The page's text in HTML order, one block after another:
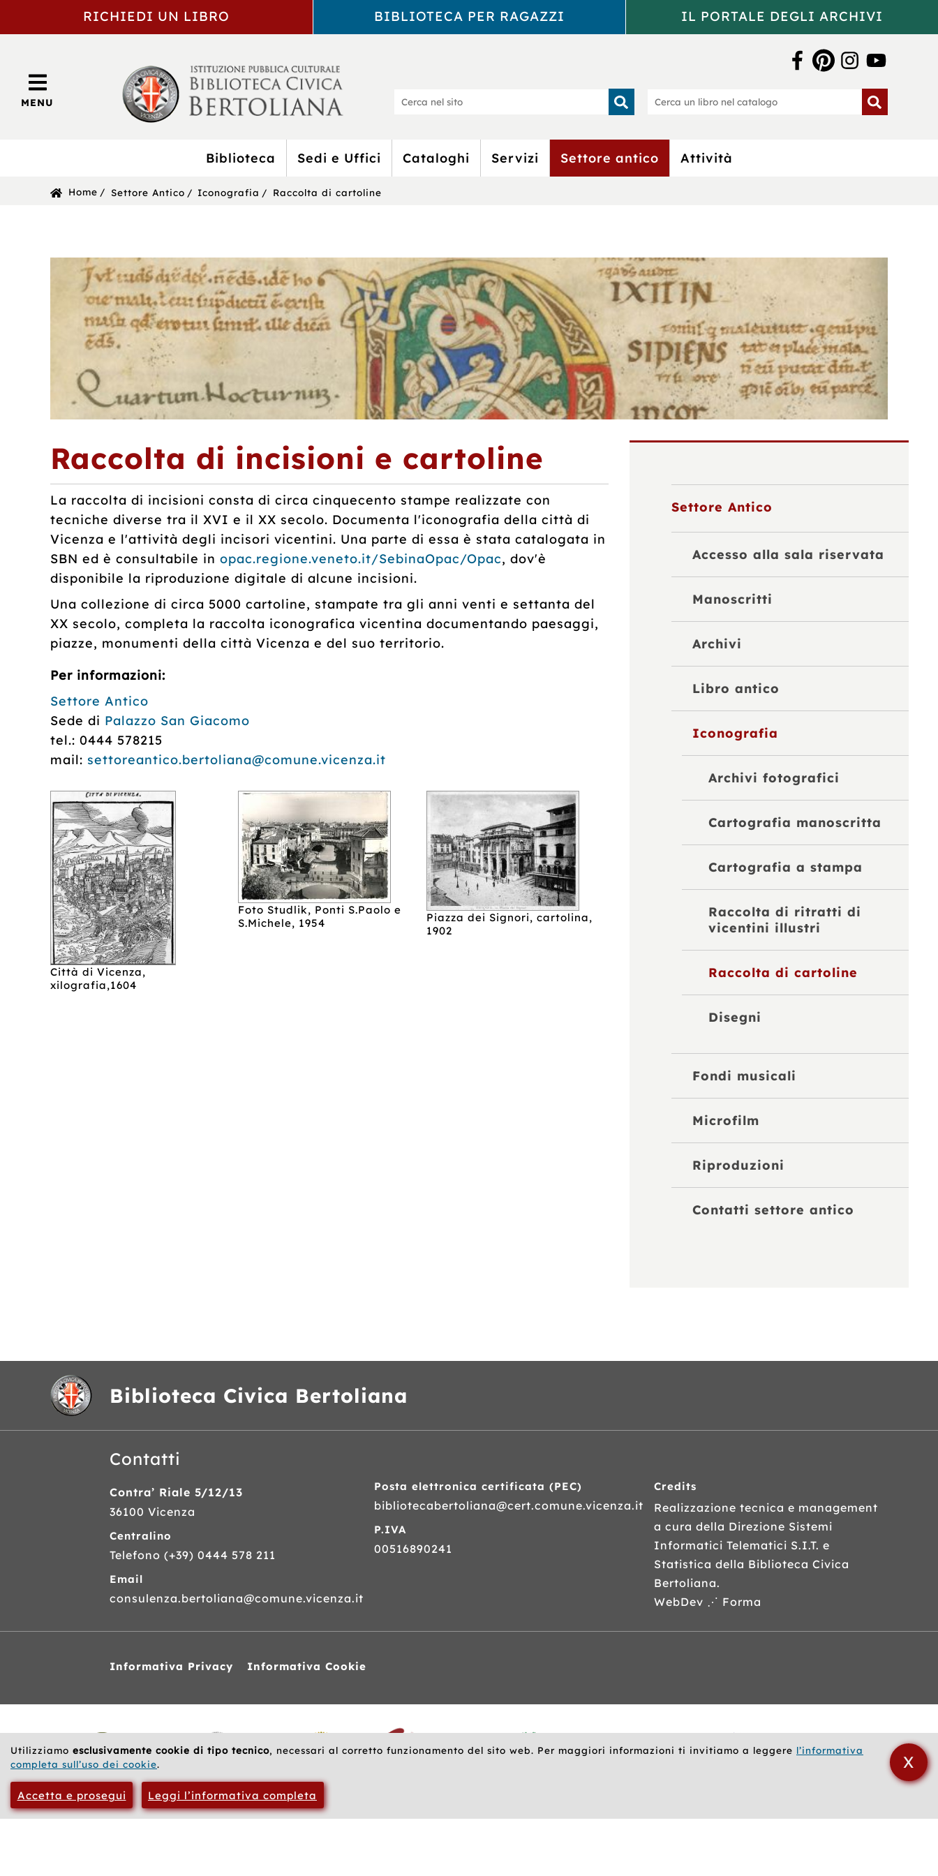
Utilizziamo esclusivamente cookie di tipo tecnico, necessari al corretto funzionamento del sito web. Per maggiori informazioni ti invitiamo a leggere l’informativa
completa sull’uso dei cookie.
Accetta e prosegui Leggi l’informativa completa
X
BIBLIOTECA
RICHIEDI UN LIBRO BIBLIOTECA PER RAGAZZI IL PORTALE DEGLI ARCHIVI
MENU
Biblioteca Civica Bertoliana
Cerca
nel
Cerca
un
Biblioteca Sedi e Uffici Cataloghi Servizi Settore antico Attività
Sei Home Settore Antico Iconografia Raccolta di cartoline
Raccolta di incisioni e cartoline
La raccolta di incisioni consta di circa cinquecento stampe realizzate con
tecniche diverse tra il XVI e il XX secolo. Documenta l'iconografia della città di
Vicenza e l'attività degli incisori vicentini. Una parte di essa è stata catalogata in
SBN ed è consultabile in opac.regione.veneto.it/SebinaOpac/Opac, dov'è
disponibile la riproduzione digitale di alcune incisioni.
Una collezione di circa 5000 cartoline, stampate tra gli anni venti e settanta del
XX secolo, completa la raccolta iconografica vicentina documentando paesaggi,
piazze, monumenti della città Vicenza e del suo territorio.
Per informazioni:
Settore Antico
Sede di Palazzo San Giacomo
tel.: 0444 578215
mail: settoreantico.bertoliana@comune.vicenza.it
Città di Vicenza,
xilografia,1604
Foto Studlik, Ponti S.Paolo e
S.Michele, 1954
Piazza dei Signori, cartolina,
1902
Settore Antico
Accesso alla sala riservata
Manoscritti
Archivi
Libro antico
Iconografia
Archivi fotografici
Cartografia manoscritta
Cartografia a stampa
Raccolta di ritratti di
vicentini illustri
Raccolta di cartoline
Disegni
Fondi musicali
Microfilm
Riproduzioni
Contatti settore antico
Biblioteca Civica Bertoliana
Contatti
Contra’ Riale 5/12/13
36100 Vicenza
Centralino
Telefono (+39) 0444 578 211
Email
consulenza.bertoliana@comune.vicenza.it
Posta elettronica certificata (PEC)
bibliotecabertoliana@cert.comune.vicenza.it
P.IVA
00516890241
Credits
Realizzazione tecnica e management
a cura della Direzione Sistemi
Informatici Telematici S.I.T. e
Statistica della Biblioteca Civica
Bertoliana.
WebDev ⋰ Forma
Informativa Privacy Informativa Cookie
web
correlati